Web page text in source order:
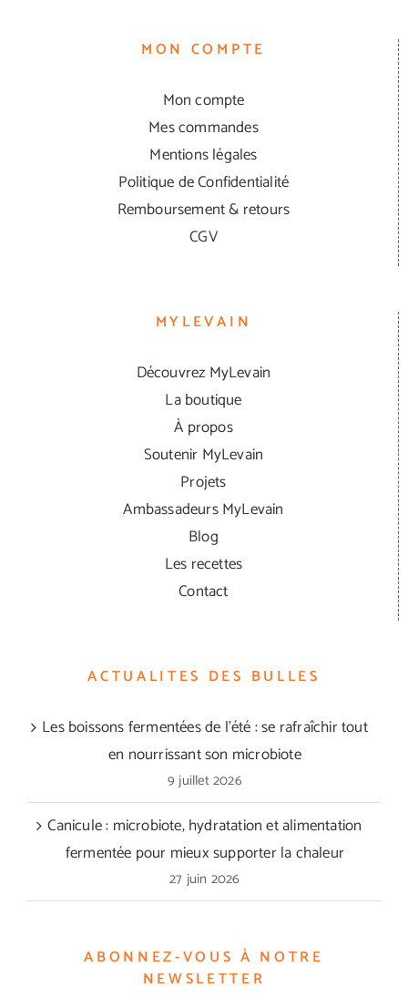
MON COMPTE
Mon compte
Mes commandes
Mentions légales
Politique de Confidentialité
Remboursement & retours
CGV
MYLEVAIN
Découvrez MyLevain
La boutique
À propos
Soutenir MyLevain
Projets
Ambassadeurs MyLevain
Blog
Les recettes
Contact
ACTUALITES DES BULLES
Les boissons fermentées de l’été : se rafraîchir tout
en nourrissant son microbiote
9 juillet 2026
Canicule : microbiote, hydratation et alimentation
fermentée pour mieux supporter la chaleur
27 juin 2026
ABONNEZ-VOUS À NOTRE
NEWSLETTER